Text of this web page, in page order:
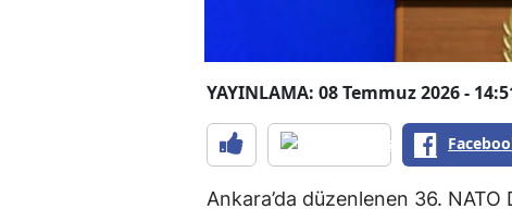
YAYINLAMA: 08 Temmuz 2026 -
Ankara’da düzenlenen 36.